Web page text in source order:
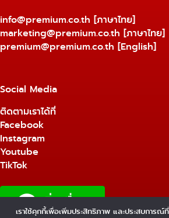
info@premium.co.th [ภาษาไทย]
marketing@premium.co.th [ภาษาไทย]
premium@premium.co.th [English]
Social Media
ติดตามเราได้ที่
Facebook
Instagram
Youtube
TikTok
เราใช้คุกกี้เพื่อเพิ่มประสิทธิภาพ และประสบการณ์